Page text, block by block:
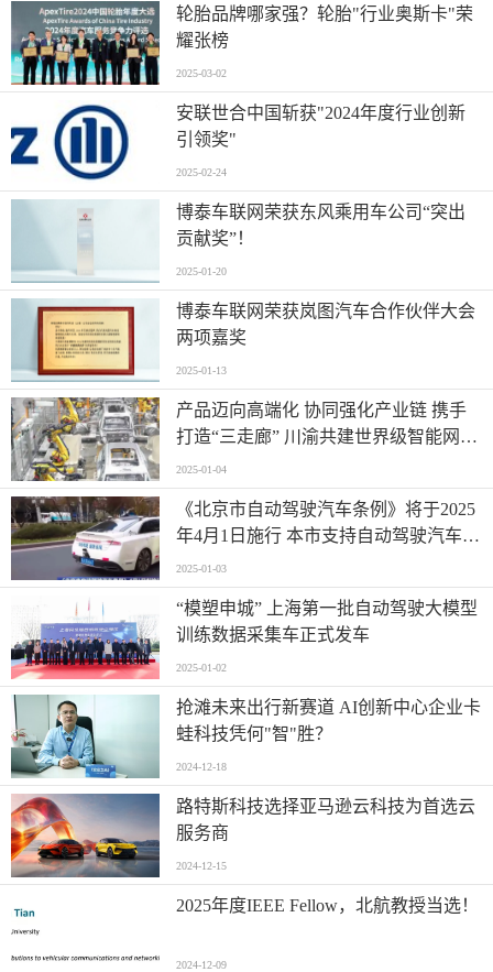
轮胎品牌哪家强？轮胎"行业奥斯卡"荣
耀张榜
2025-03-02
安联世合中国斩获"2024年度行业创新
引领奖"
2025-02-24
博泰车联网荣获东风乘用车公司“突出
贡献奖”！
2025-01-20
博泰车联网荣获岚图汽车合作伙伴大会
两项嘉奖
2025-01-13
产品迈向高端化 协同强化产业链 携手
打造“三走廊” 川渝共建世界级智能网联
新能源汽车产业集群已现雏形
2025-01-04
《北京市自动驾驶汽车条例》将于2025
年4月1日施行 本市支持自动驾驶汽车用
于个人乘用车出行
2025-01-03
“模塑申城” 上海第一批自动驾驶大模型
训练数据采集车正式发车
2025-01-02
抢滩未来出行新赛道 AI创新中心企业卡
蛙科技凭何"智"胜？
2024-12-18
路特斯科技选择亚马逊云科技为首选云
服务商
2024-12-15
2025年度IEEE Fellow，北航教授当选！
2024-12-09